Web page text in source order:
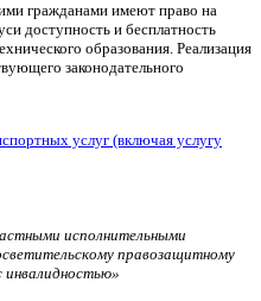
гражданами имеют право на
доступность и бесплатность
образования. Реализация
законодательного
услуг (включая услугу
исполнительными
правозащитному